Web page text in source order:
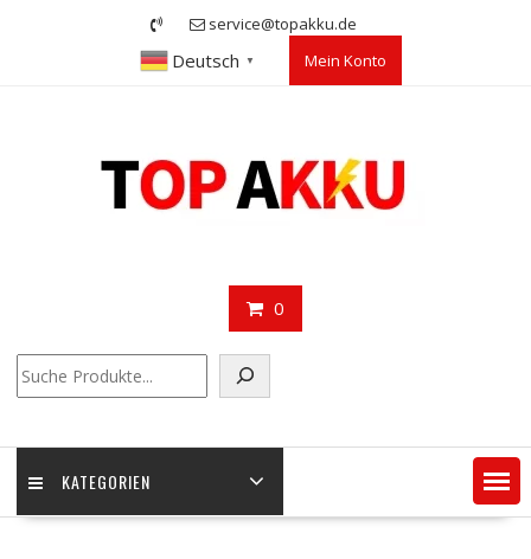
service@topakku.de
Deutsch ▼ Mein Konto
0
KATEGORIEN